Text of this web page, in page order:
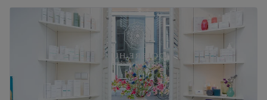
waarde.
No-show/Annuleren/verplaatsen afspraak:
-Bij een No-show word er 100% in rekening gebracht! - Ik
hanteer een 48-uur policy bij niet tijdig annuleren van
afspraak word er 50% in rekening gebracht. -
Verplaatsen van afspraak kan tot 1uur van te voren mits
The team:
Owner Akira has 19 years experience.
What we like about the venue:
Atmosphere: Cozy, chill, relax, clean
Specialised in: Hair cut, Color, Perm, Straightening,
Dinsdag
18:00
Woensdag
Gesloten
18:00
Vrijdag
09:30–18:00
09:00
18:00
10:00 –14:00